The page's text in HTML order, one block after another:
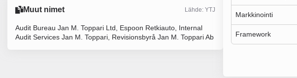
Muut nimet Lähde: YTJ
Audit Bureau Jan M. Toppari Ltd, Espoon Retkiauto, Internal
Audit Services Jan M. Toppari, Revisionsbyrå Jan M. Toppari Ab
Markkinointi
Framework